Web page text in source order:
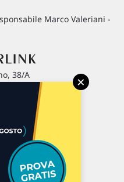
Marco Valeriani -
38/A
401
×